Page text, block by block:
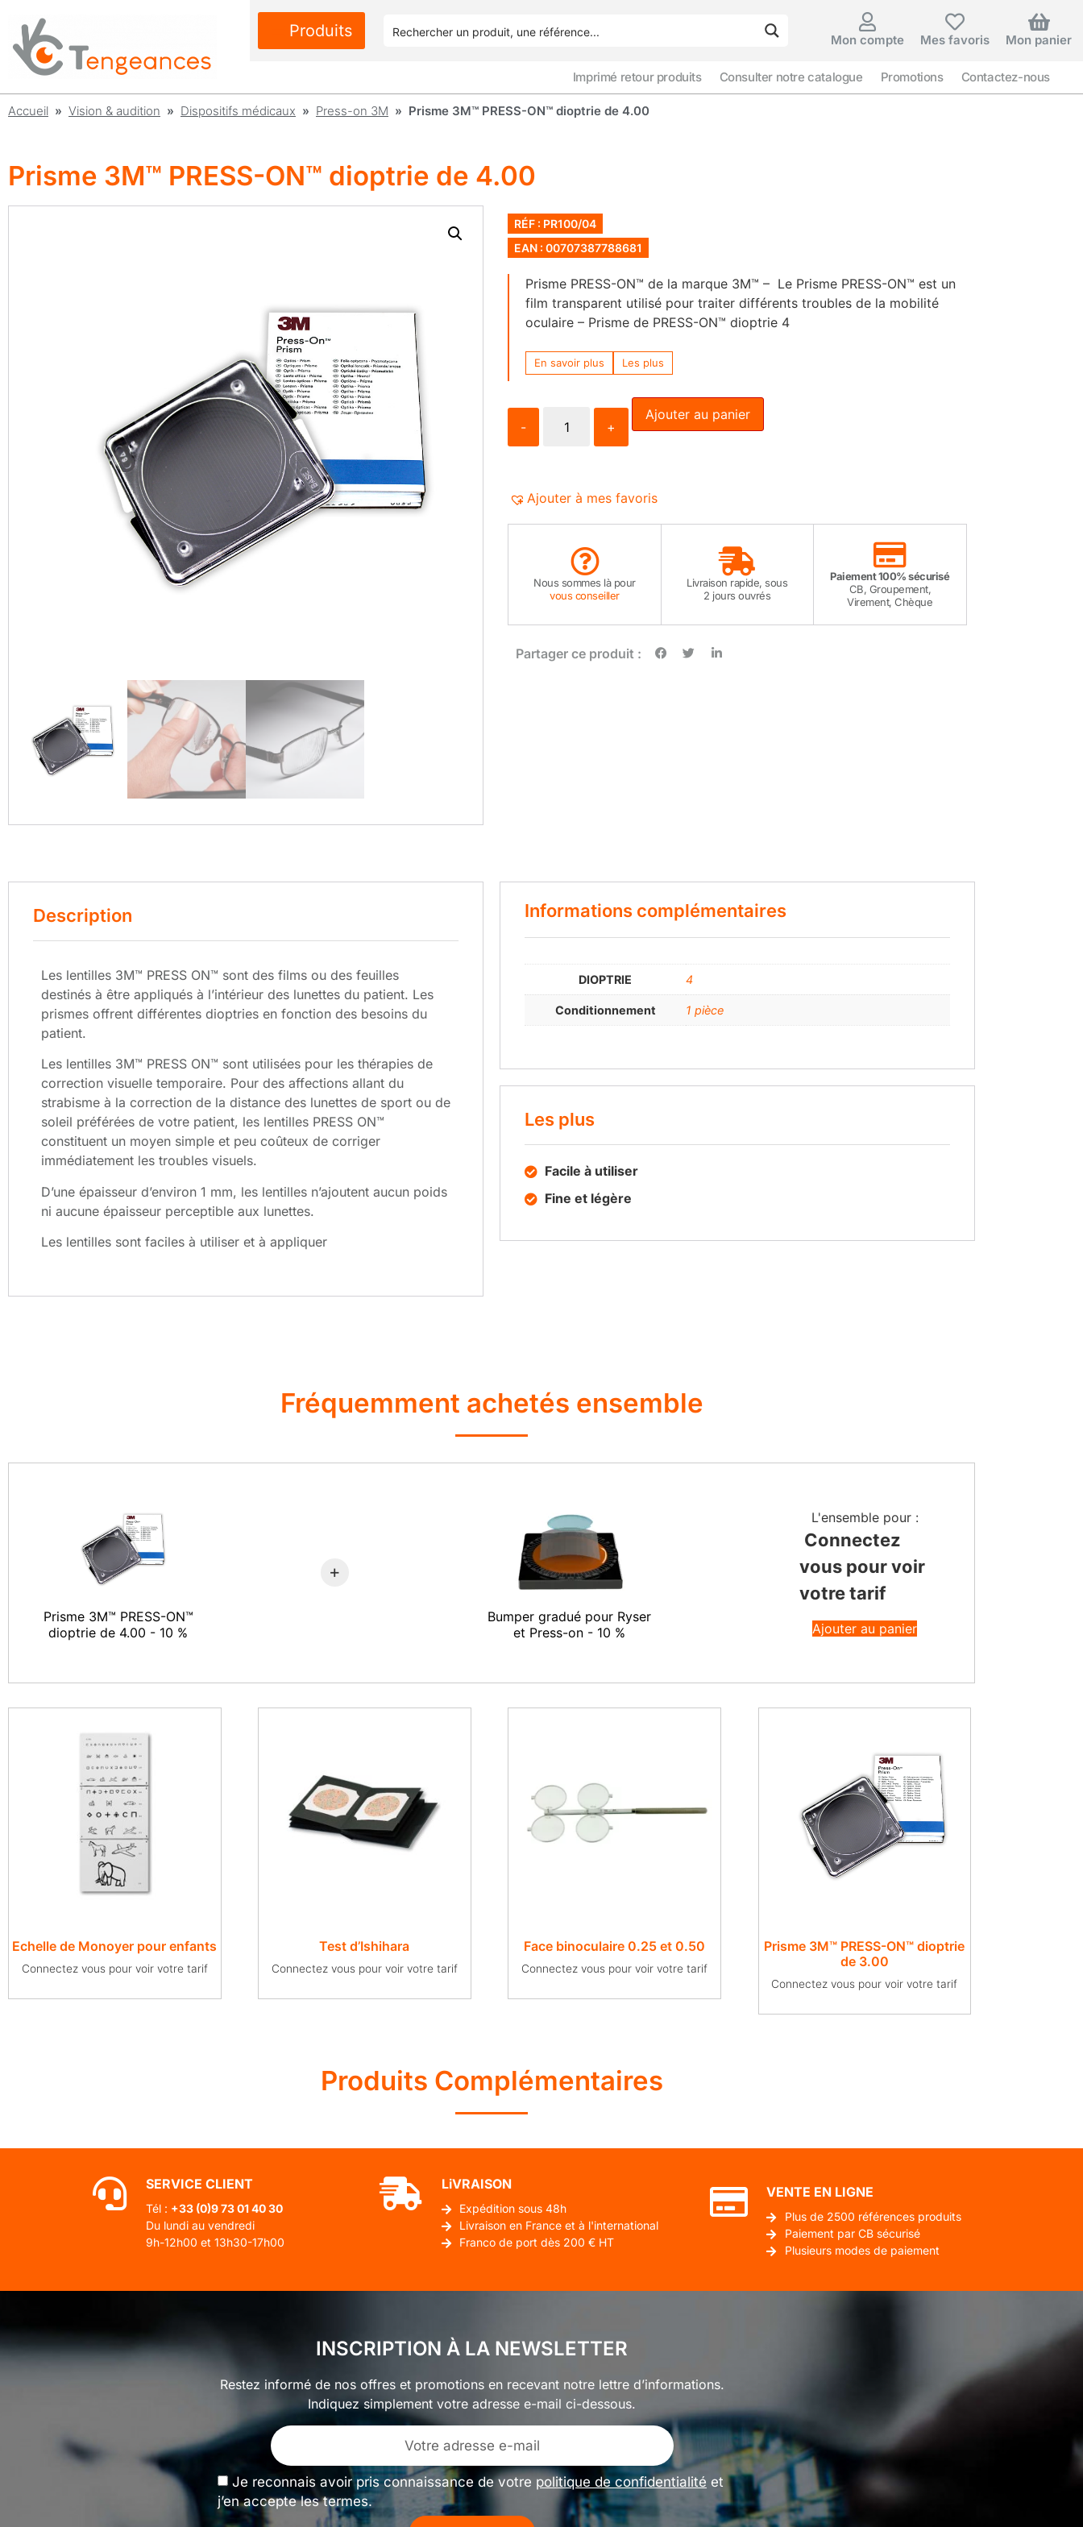
Produits Mon compte Mes favoris Mon panier
Imprimé retour produits Consulter notre catalogue Promotions Contactez-nous
Accueil » Vision & audition » Dispositifs médicaux » Press-on 3M » Prisme 3M™ PRESS-ON™ dioptrie de 4.00
Prisme 3M™ PRESS-ON™ dioptrie de 4.00
RÉF : PR100/04
EAN : 00707387788681
Prisme PRESS-ON™ de la marque 3M™ – Le Prisme PRESS-ON™ est un
film transparent utilisé pour traiter différents troubles de la mobilité
oculaire – Prisme de PRESS-ON™ dioptrie 4
En savoir plus Les plus
- +
Ajouter au panier
Ajouter à mes favoris
Nous sommes là pour
vous conseiller
Livraison rapide, sous
2 jours ouvrés
Paiement 100% sécurisé
CB, Groupement,
Virement, Chèque
Partager ce produit :
Description
Les lentilles 3M™ PRESS ON™ sont des films ou des feuilles
destinés à être appliqués à l’intérieur des lunettes du patient. Les
prismes offrent différentes dioptries en fonction des besoins du
patient.
Les lentilles 3M™ PRESS ON™ sont utilisées pour les thérapies de
correction visuelle temporaire. Pour des affections allant du
strabisme à la correction de la distance des lunettes de sport ou de
soleil préférées de votre patient, les lentilles PRESS ON™
constituent un moyen simple et peu coûteux de corriger
immédiatement les troubles visuels.
D’une épaisseur d’environ 1 mm, les lentilles n’ajoutent aucun poids
ni aucune épaisseur perceptible aux lunettes.
Les lentilles sont faciles à utiliser et à appliquer
Informations complémentaires
DIOPTRIE 4
Conditionnement 1 pièce
Les plus
Facile à utiliser
Fine et légère
Fréquemment achetés ensemble
Prisme 3M™ PRESS-ON™
dioptrie de 4.00 - 10 %
+
Bumper gradué pour Ryser
et Press-on - 10 %
L'ensemble pour :
Connectez
vous pour voir
votre tarif
Ajouter au panier
Echelle de Monoyer pour enfants
Connectez vous pour voir votre tarif
Test d’Ishihara
Connectez vous pour voir votre tarif
Face binoculaire 0.25 et 0.50
Connectez vous pour voir votre tarif
Prisme 3M™ PRESS-ON™ dioptrie
de 3.00
Connectez vous pour voir votre tarif
Produits Complémentaires
SERVICE CLIENT
Tél : +33 (0)9 73 01 40 30
Du lundi au vendredi
9h-12h00 et 13h30-17h00
LiVRAISON
Expédition sous 48h
Livraison en France et à l'international
Franco de port dès 200 € HT
VENTE EN LIGNE
Plus de 2500 références produits
Paiement par CB sécurisé
Plusieurs modes de paiement
INSCRIPTION À LA NEWSLETTER
Restez informé de nos offres et promotions en recevant notre lettre d’informations.
Indiquez simplement votre adresse e-mail ci-dessous.
Je reconnais avoir pris connaissance de votre politique de confidentialité et
j’en accepte les termes.